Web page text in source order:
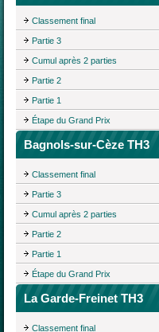
Classement final
Partie 3
Cumul après 2 parties
Partie 2
Partie 1
Étape du Grand Prix
Bagnols-sur-Cèze TH3
Classement final
Partie 3
Cumul après 2 parties
Partie 2
Partie 1
Étape du Grand Prix
La Garde-Freinet TH3
Classement final